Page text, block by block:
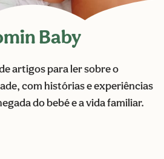
Baby
artigos para ler sobre o
com histórias e experiências
do bebé e a vida familiar.